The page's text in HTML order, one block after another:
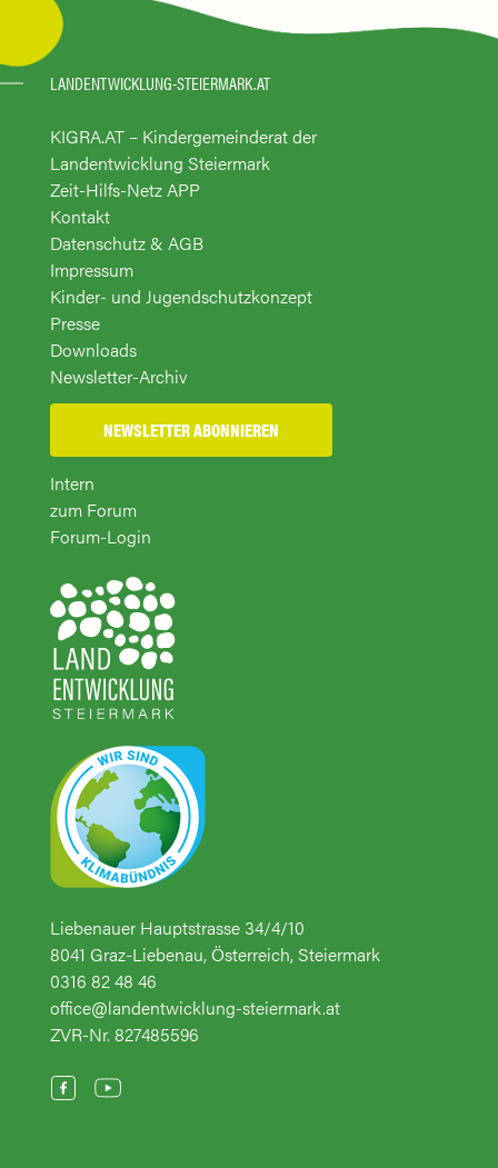
LANDENTWICKLUNG-STEIERMARK.AT
KIGRA.AT – Kindergemeinderat der
Landentwicklung Steiermark
Zeit-Hilfs-Netz APP
Kontakt
Datenschutz & AGB
Impressum
Kinder- und Jugendschutzkonzept
Presse
Downloads
Newsletter-Archiv
NEWSLETTER ABONNIEREN
Intern
zum Forum
Forum-Login
Liebenauer Hauptstrasse 34/4/10
8041 Graz-Liebenau, Österreich, Steiermark
0316 82 48 46
office@landentwicklung-steiermark.at
ZVR-Nr. 827485596